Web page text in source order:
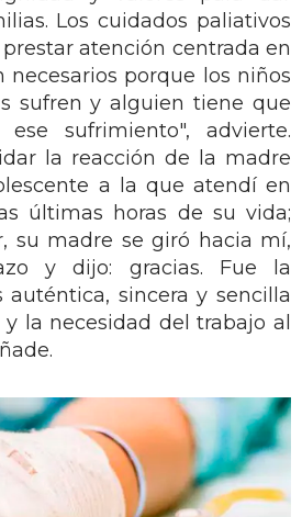
Los cuidados paliativos
atención centrada en
necesarios porque los niños
sufren y alguien tiene que
sufrimiento", advierte.
la reacción de la madre
a la que atendí en
últimas horas de su vida;
su madre se giró hacia mí,
y dijo: gracias. Fue la
sincera y sencilla
la necesidad del trabajo al